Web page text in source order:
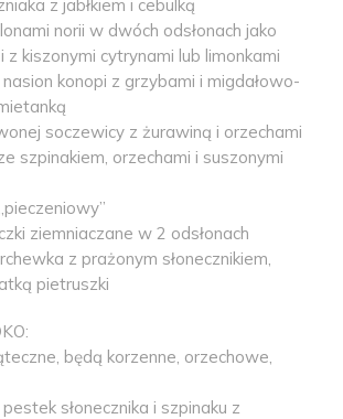
z jabłkiem i cebulką
norii w dwóch odsłonach jako
i z kiszonymi cytrynami lub limonkami
konopi z grzybami i migdałowo-
soczewicy z żurawiną i orzechami
szpinakiem, orzechami i suszonymi
ziemniaczane w 2 odsłonach
z prażonym słonecznikiem,
pietruszki
będą korzenne, orzechowe,
słonecznika i szpinaku z